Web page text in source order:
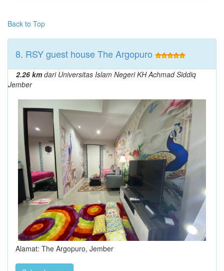
Back to Top
8. RSY guest house The Argopuro
2.26 kmdari Universitas Islam Negeri KH Achmad Siddiq
Jember
Alamat: The Argopuro, Jember